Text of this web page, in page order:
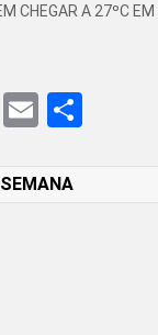
CHEGAR A 27ºC
EmailShare